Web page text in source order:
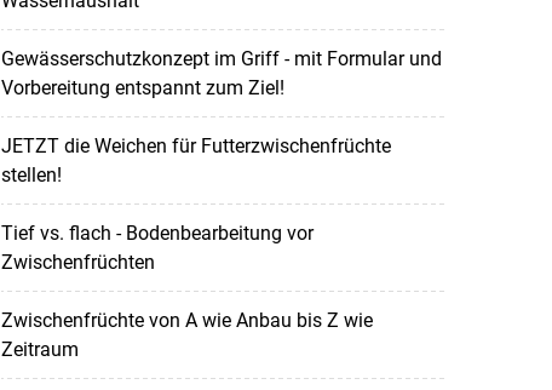
Gewässerschutzkonzept im Griff - mit Formular und
Vorbereitung entspannt zum Ziel!
JETZT die Weichen für Futterzwischenfrüchte
stellen!
Tief vs. flach - Bodenbearbeitung vor
Zwischenfrüchten
Zwischenfrüchte von A wie Anbau bis Z wie
Zeitraum